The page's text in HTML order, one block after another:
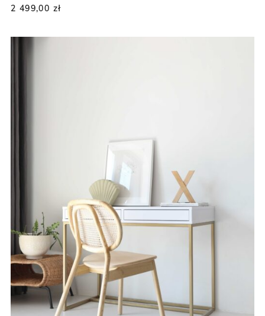
2 499,00 zł